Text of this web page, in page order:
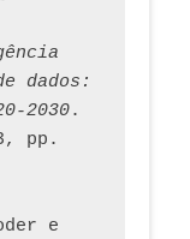
dados:
2030.
pp.
e